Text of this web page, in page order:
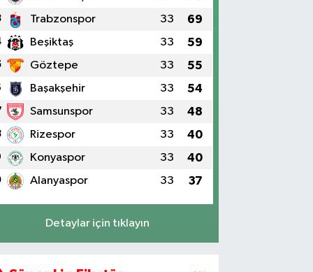
Trabzonspor 33 69
Beşiktaş 33 59
Göztepe 33 55
Başakşehir 33 54
Samsunspor 33 48
Rizespor 33 40
Konyaspor 33 40
Alanyaspor 33 37
Detaylar için tıklayın